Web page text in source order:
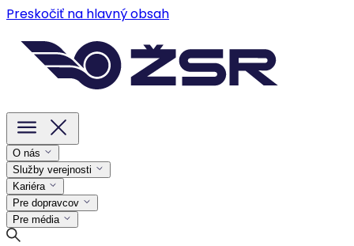
Preskočiť na hlavný obsah
O nás
Služby verejnosti
Kariéra
Pre dopravcov
Pre média